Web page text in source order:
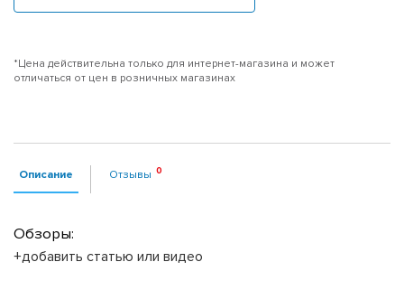
*Цена действительна только для интернет-магазина и может
отличаться от цен в розничных магазинах
Описание Отзывы
Обзоры:
+добавить статью или видео